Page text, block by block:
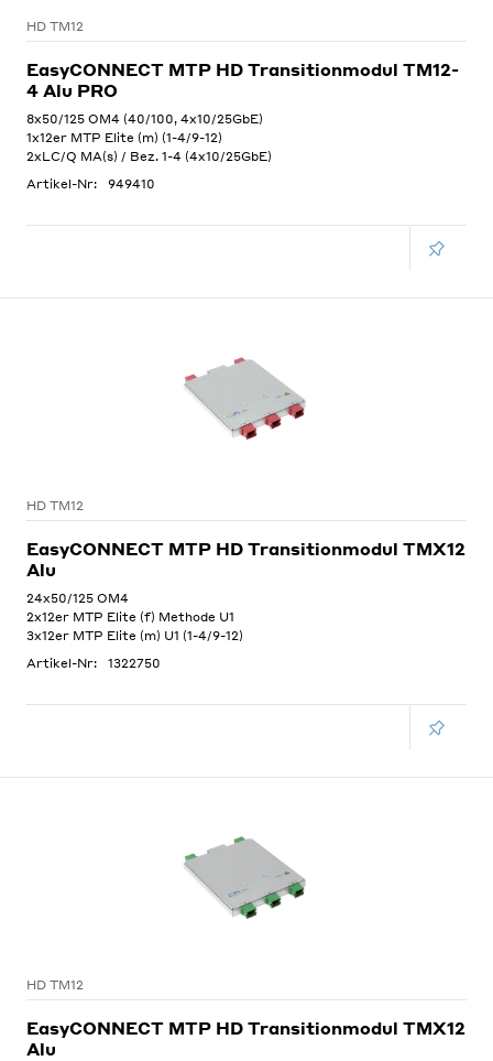
HD TM12
EasyCONNECT MTP HD Transitionmodul TM12-
4 Alu PRO
8x50/125 OM4 (40/100, 4x10/25GbE)
1x12er MTP Elite (m) (1-4/9-12)
2xLC/Q MA(s) / Bez. 1-4 (4x10/25GbE)
Artikel-Nr:
949410
HD TM12
EasyCONNECT MTP HD Transitionmodul TMX12
Alu
24x50/125 OM4
2x12er MTP Elite (f) Methode U1
3x12er MTP Elite (m) U1 (1-4/9-12)
Artikel-Nr:
1322750
HD TM12
EasyCONNECT MTP HD Transitionmodul TMX12
Alu